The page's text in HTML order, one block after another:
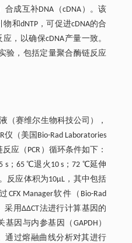
成互补DNA（cDNA）。该
和dNTP，可促进cDNA的合
，以确保cDNA产量一致。
验，包括定量聚合酶链反应
（赛维尔生物科技公司），
仪（美国Bio-Rad Laboratories
应（PCR）循环条件如下：
s；65 ℃退火10 s；72 ℃延伸
反应体积为10μL，其中包括
CFX Manager软件（Bio-Rad
采用ΔΔCT法进行计算基因的
因与内参基因（GAPDH）
通过熔融曲线分析对其进行